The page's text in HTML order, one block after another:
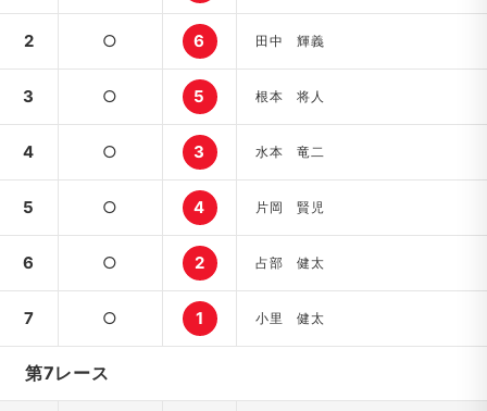
2 ○ 6 田中 輝義
3 ○ 5 根本 将人
4 ○ 3 水本 竜二
5 ○ 4 片岡 賢児
6 ○ 2 占部 健太
7 ○ 1 小里 健太
第7レース